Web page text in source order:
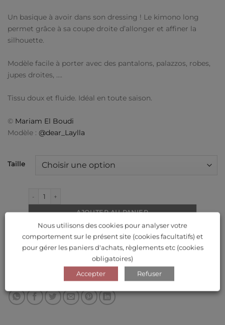
Un basique à avoir dans son dressing ! Le kimono long
permet grâce à sa coupe droite d’allonger et affiner la
silhouette.
Modèle facile à porter avec des pantalons, palazzos, robes,
jupes droites, ….
Tissu doux et fluide. Idéal en toute saison.
© Mariam El Boudi
Modèle : @dear_Laylla
Taille
AJOUTER AU PANIER
Ajouter à ma liste de souhaits
Kimonos & Gilets,Vêtements
bordeaux,kimono lycra
Nous utilisons des cookies pour analyser votre
comportement sur le présent site (cookies facultatifs) et
pour gérer les paniers d'achats, règlements etc (cookies
obligatoires)
Accepter
Refuser